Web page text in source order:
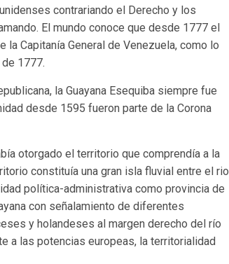
contrariando el Derecho y los
El mundo conoce que desde 1777 el
Capitanía General de Venezuela, como lo
1777.
la Guayana Esequiba siempre fue
desde 1595 fueron parte de la Corona
otorgado el territorio que comprendía a la
constituía una gran isla fluvial entre el rio
política-administrativa como provincia de
con señalamiento de diferentes
y holandeses al margen derecho del río
a las potencias europeas, la territorialidad